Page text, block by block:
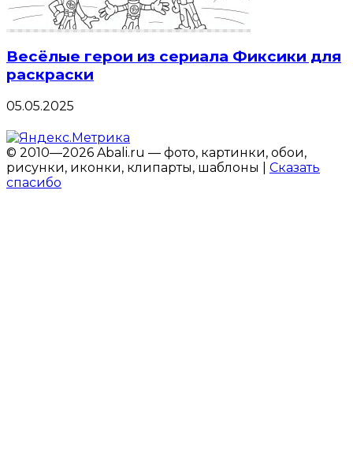
Весёлые герои из сериала Фиксики для
раскраски
05.05.2025
© 2010—2026 Abali.ru — фото, картинки, обои,
рисунки, иконки, клипарты, шаблоны | Сказать
спасибо